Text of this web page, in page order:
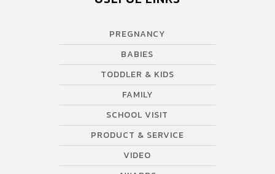
Resonance Imaging) แสดงให้เห็นถึงส่วนของสมองที่ยังทำงานใน
กระบวนการสร้างความทรงจำแม้ขณะเด็ก “หลับ” […]
PREGNANCY
BABIES
TODDLER & KIDS
FAMILY
SCHOOL VISIT
PRODUCT & SERVICE
VIDEO